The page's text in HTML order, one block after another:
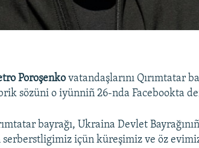
Poroşenkovatandaşlarını Qırımtatar
sözüni o iyünniñ 26-nda Facebookta
bayrağı, Ukraina Devlet
içün küreşimiz ve öz